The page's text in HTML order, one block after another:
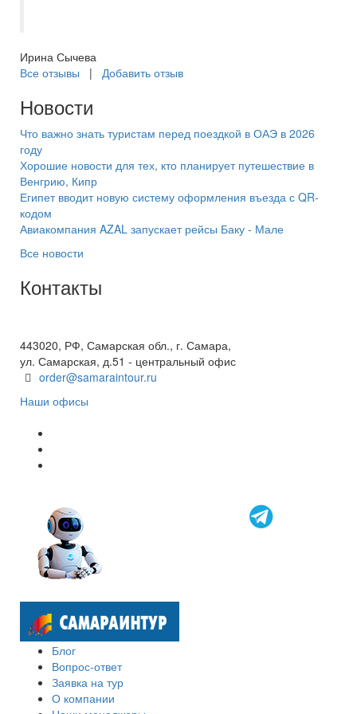
Ирина Сычева
Все отзывы | Добавить отзыв
Новости
Что важно знать туристам перед поездкой в ОАЭ в 2026
году
Хорошие новости для тех, кто планирует путешествие в
Венгрию, Кипр
Египет вводит новую систему оформления въезда с QR-
кодом
Авиакомпания AZAL запускает рейсы Баку - Мале
Все новости
Контакты
443020, РФ, Самарская обл., г. Самара,
ул. Самарская, д.51 - центральный офис
order@samaraintour.ru
Наши офисы
Блог
Вопрос-ответ
Заявка на тур
О компании